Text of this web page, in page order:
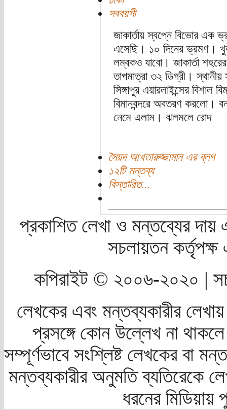
সববয়সী
জাকার্তায় স্বপ্নে বিভোর এক
এসেছি। ১০ দিনের ভ্রমণ।
লম্বকও যাবো। জাকার্তা
তাপমাত্রা ৩২ ডিগ্রী।
সিঙ্গাপুর এয়ারলাইন্সের বিশাল
বিমানবন্দরে অবতরণ করলো।
নেমে এলাম। ঝলমলে রোদ
সৈয়দ আখতারুজ্জামান এর ব্লগ
১২টি মন্তব্য
বিস্তারিত...
প্রকাশিত লেখা ও মন্তব্যের দায়
সচলায়তন
কপিরাইট © ২০০৬-২০২০ |
লেখকের এবং মন্তব্যকারীর
প্রসঙ্গে কোন উল্লেখ না
সম্পূর্ণভাবে সংশ্লিষ্ট লেখকের বা
মন্তব্যকারীর অনুমতি ব্যতিরেকে
ধরনের মিডিয়ায়